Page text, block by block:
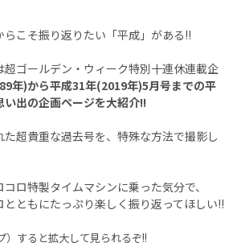
らこそ振り返りたい「平成」がある!!
ゴールデン・ウィーク特別十連休連載企
年)から平成31年(2019年)5月号までの平
出の企画ページを大紹介!!
超貴重な過去号を、特殊な方法で撮影し
ロ特製タイムマシンに乗った気分で、
とともにたっぷり楽しく振り返ってほしい!!
すると拡大して見られるぞ!!